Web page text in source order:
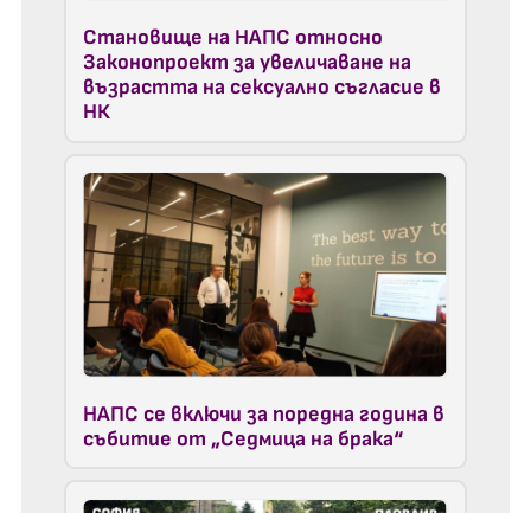
Становищe на НАПС относно
Законопроект за увеличаване на
възрастта на сексуално съгласие в
НК
НАПС се включи за поредна година в
събитие от „Седмица на брака“